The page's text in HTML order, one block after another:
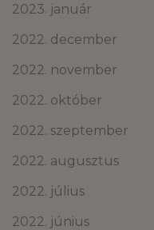
2023. január
2022. december
2022. november
2022. október
2022. szeptember
2022. augusztus
2022. július
2022. június